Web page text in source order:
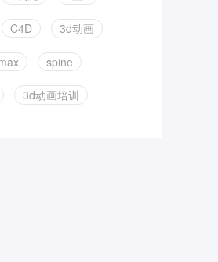
C4D 3d动画
spine
3d动画培训